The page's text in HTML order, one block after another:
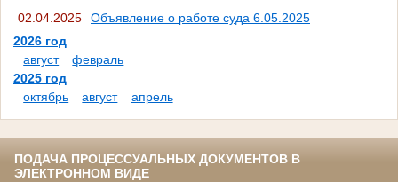
02.04.2025
Объявление о работе суда 6.05.2025
2026 год
август
февраль
2025 год
октябрь
август апрель
ПОДАЧА ПРОЦЕССУАЛЬНЫХ ДОКУМЕНТОВ В
ЭЛЕКТРОННОМ ВИДЕ